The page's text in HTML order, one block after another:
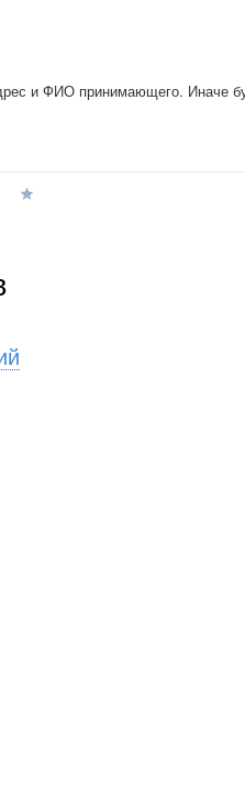
и ФИО принимающего. Иначе